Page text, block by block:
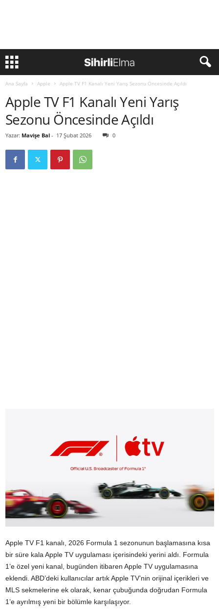
Ana Sayfa Apple Apple TV F1 Kanalı Yeni Yarış Sezonu Öncesinde Açıldı
Apple TV F1 Kanalı Yeni Yarış
Sezonu Öncesinde Açıldı
Yazar: Mavişe Bal - 17 Şubat 2026 0
Apple TV F1 kanalı, 2026 Formula 1 sezonunun başlamasına kısa
bir süre kala Apple TV uygulaması içerisindeki yerini aldı. Formula
1’e özel yeni kanal, bugünden itibaren Apple TV uygulamasına
eklendi. ABD’deki kullanıcılar artık Apple TV’nin orijinal içerikleri ve
MLS sekmelerine ek olarak, kenar çubuğunda doğrudan Formula
1’e ayrılmış yeni bir bölümle karşılaşıyor.